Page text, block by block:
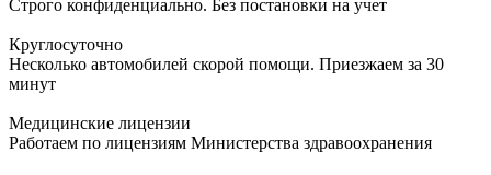
Строго конфиденциально. Без постановки на учет
Круглосуточно
Несколько автомобилей скорой помощи. Приезжаем за 30
минут
Медицинские лицензии
Работаем по лицензиям Министерства здравоохранения